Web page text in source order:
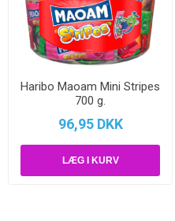
Haribo Maoam Mini Stripes
700 g.
96,95 DKK